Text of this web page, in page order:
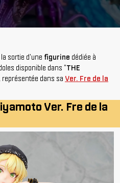
sortie d'une figurine dédiée à
disponible dans "THE
représentée dans sa Ver. Fre de la
Ver. Fre de la